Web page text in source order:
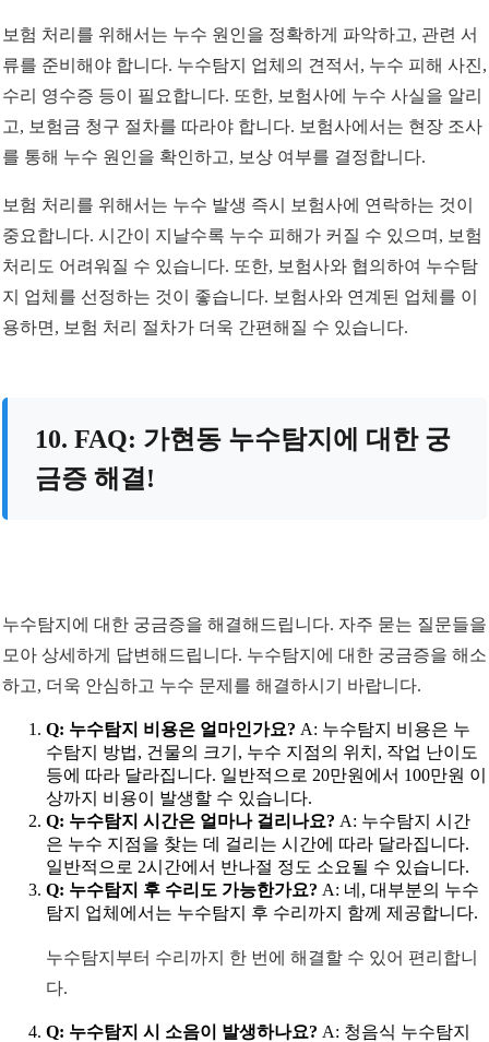
보험 처리를 위해서는 누수 원인을 정확하게 파악하고, 관련 서
류를 준비해야 합니다. 누수탐지 업체의 견적서, 누수 피해 사진,
수리 영수증 등이 필요합니다. 또한, 보험사에 누수 사실을 알리
고, 보험금 청구 절차를 따라야 합니다. 보험사에서는 현장 조사
를 통해 누수 원인을 확인하고, 보상 여부를 결정합니다.
보험 처리를 위해서는 누수 발생 즉시 보험사에 연락하는 것이
중요합니다. 시간이 지날수록 누수 피해가 커질 수 있으며, 보험
처리도 어려워질 수 있습니다. 또한, 보험사와 협의하여 누수탐
지 업체를 선정하는 것이 좋습니다. 보험사와 연계된 업체를 이
용하면, 보험 처리 절차가 더욱 간편해질 수 있습니다.
10. FAQ: 가현동 누수탐지에 대한 궁
금증 해결!
누수탐지에 대한 궁금증을 해결해드립니다. 자주 묻는 질문들을
모아 상세하게 답변해드립니다. 누수탐지에 대한 궁금증을 해소
하고, 더욱 안심하고 누수 문제를 해결하시기 바랍니다.
Q: 누수탐지 비용은 얼마인가요? A: 누수탐지 비용은 누
수탐지 방법, 건물의 크기, 누수 지점의 위치, 작업 난이도
등에 따라 달라집니다. 일반적으로 20만원에서 100만원 이
상까지 비용이 발생할 수 있습니다.
Q: 누수탐지 시간은 얼마나 걸리나요? A: 누수탐지 시간
은 누수 지점을 찾는 데 걸리는 시간에 따라 달라집니다.
일반적으로 2시간에서 반나절 정도 소요될 수 있습니다.
Q: 누수탐지 후 수리도 가능한가요? A: 네, 대부분의 누수
탐지 업체에서는 누수탐지 후 수리까지 함께 제공합니다.
누수탐지부터 수리까지 한 번에 해결할 수 있어 편리합니
다.
Q: 누수탐지 시 소음이 발생하나요? A: 청음식 누수탐지